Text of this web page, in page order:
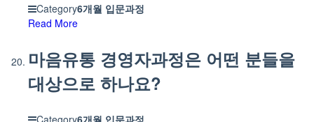
Category6개월 입문과정
Read More
마음유통 경영자과정은 어떤 분들을
대상으로 하나요?
Category6개월 입문과정